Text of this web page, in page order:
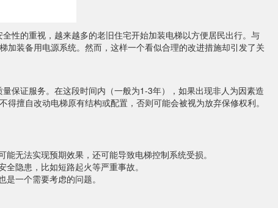
性的重视，越来越多的老旧住宅开始加装电梯以方便居民出行。与
装备用电源系统。然而，这样一个看似合理的改进措施却引发了关
保证服务。在这段时间内（一般为1-3年），如果出现非人为因素造
擅自改动电梯原有结构或配置，否则可能会被视为放弃保修权利。
无法实现预期效果，还可能导致电梯控制系统受损。
隐患，比如短路起火等严重事故。
是一个需要考虑的问题。